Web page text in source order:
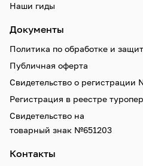
Наши гиды
Документы
Политика по обработке и
Публичная оферта
Свидетельство о регистрации
Регистрация в реестре
Свидетельство на
товарный знак №651203
Контакты